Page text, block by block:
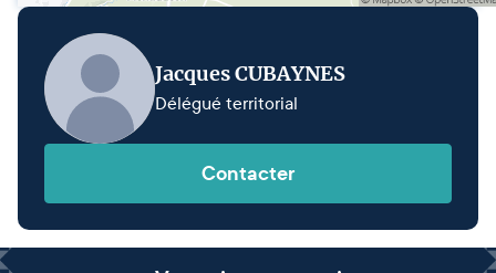
Jacques CUBAYNES
Délégué territorial
Contacter